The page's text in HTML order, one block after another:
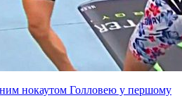
нокаутом Голловею у першому